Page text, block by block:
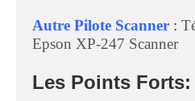
Autre Pilote Scanner :
Epson XP-247 Scanner
Les Points Forts: